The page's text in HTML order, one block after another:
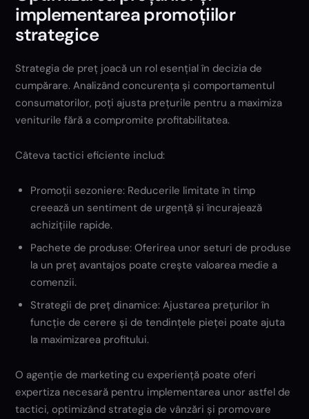
implementarea promoțiilor
strategice
Strategia de preț joacă un rol esențial în decizia de
cumpărare. Analizând concurența și comportamentul
consumatorilor, poți ajusta prețurile pentru a maximiza
veniturile fără a compromite profitabilitatea.
Câteva tactici eficiente includ:
Promoții sezoniere: Reducerile limitate în timp
creează un sentiment de urgență și încurajează
achizițiile rapide.
Pachete de produse: Oferirea unor seturi de produse
la un preț avantajos poate crește valoarea medie a
comenzii.
Strategii de preț dinamice: Ajustarea prețurilor în
funcție de cerere și de tendințele pieței poate ajuta
la maximizarea profitului.
O agenție de marketing cu experiență poate oferi
expertiza necesară pentru implementarea unor astfel de
tactici, optimizând strategia de vânzări și promovare